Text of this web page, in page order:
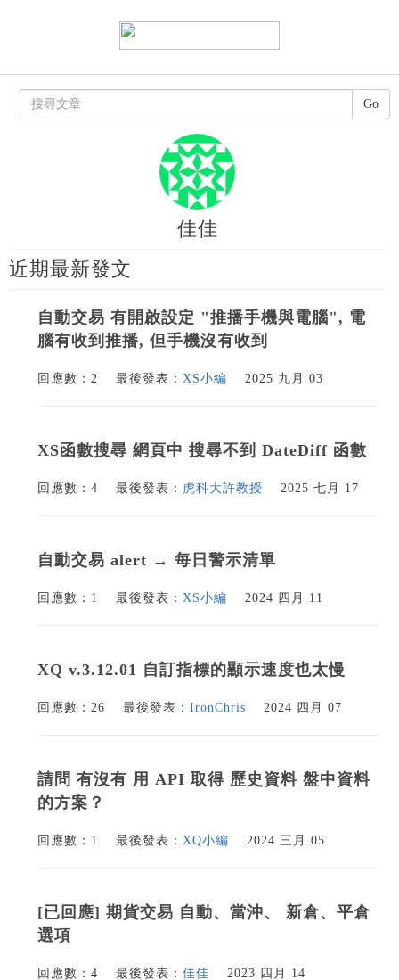
佳佳
近期最新發文
自動交易 有開啟設定 "推播手機與電腦", 電
腦有收到推播, 但手機沒有收到
回應數：2 最後發表： XS小編 2025 九月 03
XS函數搜尋 網頁中 搜尋不到 DateDiff 函數
回應數：4 最後發表： 虎科大許教授 2025 七月 17
自動交易 alert → 每日警示清單
回應數：1 最後發表： XS小編 2024 四月 11
XQ v.3.12.01 自訂指標的顯示速度也太慢
回應數：26 最後發表： IronChris 2024 四月 07
請問 有沒有 用 API 取得 歷史資料 盤中資料
的方案？
回應數：1 最後發表： XQ小編 2024 三月 05
[已回應] 期貨交易 自動、當沖、 新倉、平倉
選項
回應數：4 最後發表： 佳佳 2023 四月 14
Go